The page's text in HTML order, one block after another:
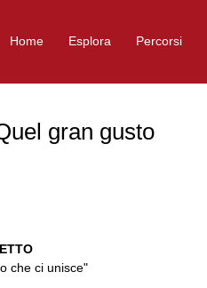
Home Esplora Percorsi
gran gusto
che ci unisce"